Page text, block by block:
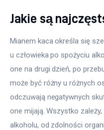
Jakie są
Mianem kaca określa się
u człowieka po spożyciu
one na drugi dzień, po
może być różny u różnych
odczuwają negatywnych
one mijają. Wszystko
alkoholu, od zdolności